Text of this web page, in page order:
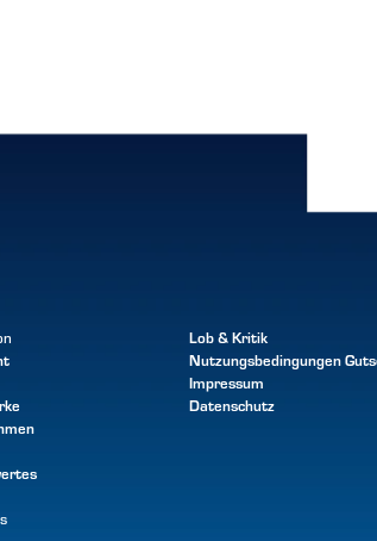
Lob & Kritik
Nutzungsbedingungen
Impressum
Datenschutz